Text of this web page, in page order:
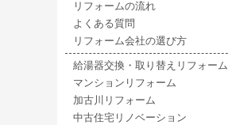
リフォームの流れ
よくある質問
リフォーム会社の選び方
給湯器交換・取り替えリフォーム
マンションリフォーム
加古川リフォーム
中古住宅リノベーション